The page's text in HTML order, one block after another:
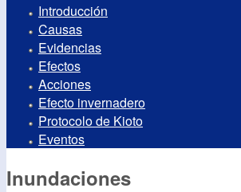
Introducción
Causas
Evidencias
Efectos
Acciones
Efecto invernadero
Protocolo de Kioto
Eventos
Inundaciones